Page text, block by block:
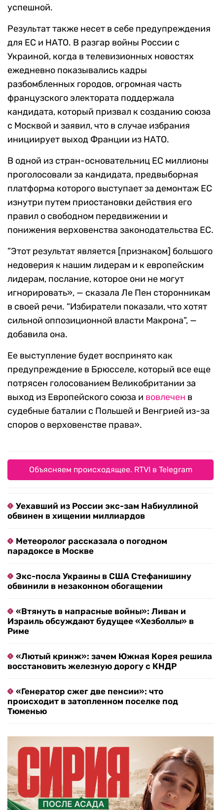
успешной.
Результат также несет в себе предупреждения
для ЕС и НАТО. В разгар войны России с
Украиной, когда в телевизионных новостях
ежедневно показывались кадры
разбомбленных городов, огромная часть
французского электората поддержала
кандидата, который призвал к созданию союза
с Москвой и заявил, что в случае избрания
инициирует выход Франции из НАТО.
В одной из стран-основательниц ЕС миллионы
проголосовали за кандидата, предвыборная
платформа которого выступает за демонтаж ЕС
изнутри путем приостановки действия его
правил о свободном передвижении и
понижения верховенства законодательства ЕС.
”Этот результат является [признаком] большого
недоверия к нашим лидерам и к европейским
лидерам, послание, которое они не могут
игнорировать», — сказала Ле Пен сторонникам
в своей речи. “Избиратели показали, что хотят
сильной оппозиционной власти Макрона”, —
добавила она.
Ее выступление будет воспринято как
предупреждение в Брюсселе, который все еще
потрясен голосованием Великобритании за
выход из Европейского союза и вовлечен в
судебные баталии с Польшей и Венгрией из-за
споров о верховенстве права».
Объясняем происходящее. RTVI в Telegram
Уехавший из России экс-зам Набиуллиной
обвинен в хищении миллиардов
Метеоролог рассказала о погодном
парадоксе в Москве
Экс-посла Украины в США Стефанишину
обвинили в незаконном обогащении
«Втянуть в напрасные войны»: Ливан и
Израиль обсуждают будущее «Хезболлы» в
Риме
«Лютый кринж»: зачем Южная Корея решила
восстановить железную дорогу с КНДР
«Генератор сжег две пенсии»: что
происходит в затопленном поселке под
Тюменью